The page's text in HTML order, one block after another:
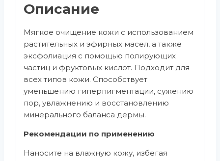
Описание
Мягкое очищение кожи с использованием
растительных и эфирных масел, а также
эксфолиация с помощью полирующих
частиц и фруктовых кислот. Подходит для
всех типов кожи. Способствует
уменьшению гиперпигментации, сужению
пор, увлажнению и восстановлению
минерального баланса дермы.
Рекомендации по применению
Наносите на влажную кожу, избегая